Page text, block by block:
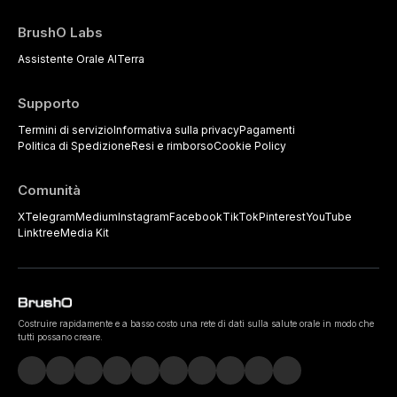
BrushO Labs
Assistente Orale AITerra
Supporto
Termini di servizioInformativa sulla privacyPagamenti
Politica di SpedizioneResi e rimborsoCookie Policy
Comunità
XTelegramMediumInstagramFacebookTikTokPinterestYouTube
LinktreeMedia Kit
Costruire rapidamente e a basso costo una rete di dati sulla salute orale in modo che
tutti possano creare.